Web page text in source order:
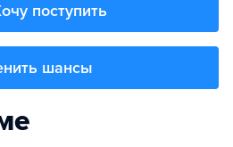
поступить
шансы